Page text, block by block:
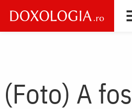
main
(Foto) A